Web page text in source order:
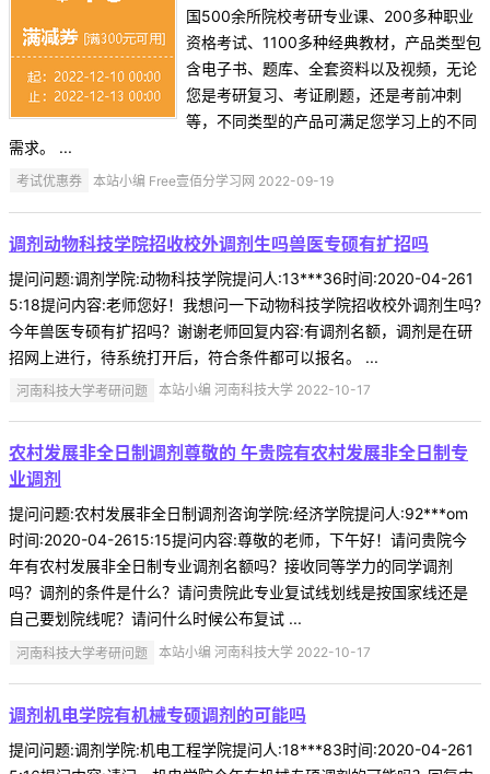
国500余所院校考研专业课、200多种职业
资格考试、1100多种经典教材，产品类型包
含电子书、题库、全套资料以及视频，无论
您是考研复习、考证刷题，还是考前冲刺
等，不同类型的产品可满足您学习上的不同
需求。 ...
考试优惠券 本站小编 Free壹佰分学习网 2022-09-19
调剂动物科技学院招收校外调剂生吗兽医专硕有扩招吗
提问问题:调剂学院:动物科技学院提问人:13***36时间:2020-04-261
5:18提问内容:老师您好！我想问一下动物科技学院招收校外调剂生吗?
今年兽医专硕有扩招吗？谢谢老师回复内容:有调剂名额，调剂是在研
招网上进行，待系统打开后，符合条件都可以报名。 ...
河南科技大学考研问题 本站小编 河南科技大学 2022-10-17
农村发展非全日制调剂尊敬的 午贵院有农村发展非全日制专
业调剂
提问问题:农村发展非全日制调剂咨询学院:经济学院提问人:92***om
时间:2020-04-2615:15提问内容:尊敬的老师，下午好！请问贵院今
年有农村发展非全日制专业调剂名额吗？接收同等学力的同学调剂
吗？调剂的条件是什么？请问贵院此专业复试线划线是按国家线还是
自己要划院线呢？请问什么时候公布复试 ...
河南科技大学考研问题 本站小编 河南科技大学 2022-10-17
调剂机电学院有机械专硕调剂的可能吗
提问问题:调剂学院:机电工程学院提问人:18***83时间:2020-04-261